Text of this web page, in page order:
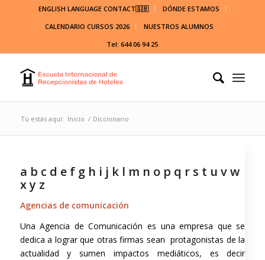
ENGLISH LANGUAGE CONTACT🇬🇧
DÓNDE ESTAMOS
CALENDARIO CURSOS 2026
NUESTROS ALUMNOS
Tel: 644 06 94 25
Tú estás aquí: Inicio / Diccionario
a b c d e f g h i j k l m n o p q r s t u v w
xy z
Agencias de comunicación
Una Agencia de Comunicación es una empresa que se
dedica a lograr que otras firmas sean protagonistas de la
actualidad y sumen impactos mediáticos, es decir